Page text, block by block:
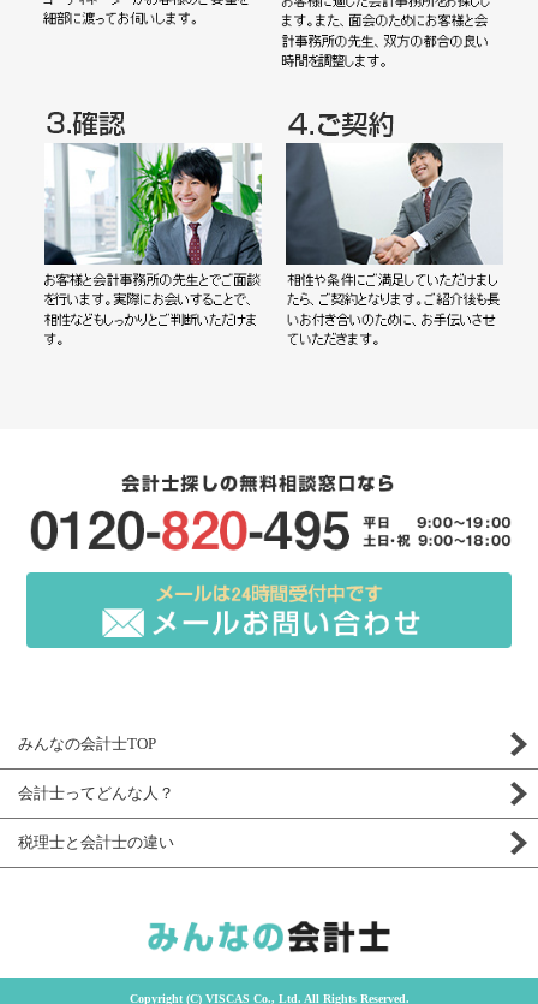
みんなの会計士TOP
会計士ってどんな人？
税理士と会計士の違い
Copyright (C) VISCAS Co., Ltd. All Rights Reserved.